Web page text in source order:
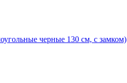
черные 130 см, с замком)